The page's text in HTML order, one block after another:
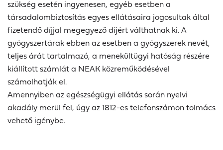
szükség esetén ingyenesen, egyéb esetben a
társadalombiztosítás egyes ellátásaira jogosultak által
fizetendő díjjal megegyező díjért válthatnak ki. A
gyógyszertárak ebben az esetben a gyógyszerek nevét,
teljes árát tartalmazó, a menekültügyi hatóság részére
kiállított számlát a NEAK közreműködésével
számolhatják el.
Amennyiben az egészségügyi ellátás során nyelvi
akadály merül fel, úgy az 1812-es telefonszámon tolmács
vehető igénybe.